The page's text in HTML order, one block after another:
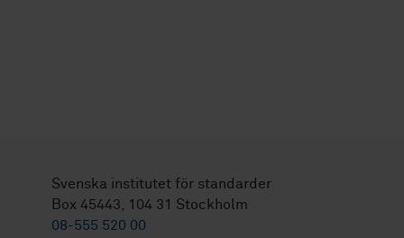
Svenska institutet för standarder
Box 45443, 104 31 Stockholm
08-555 520 00